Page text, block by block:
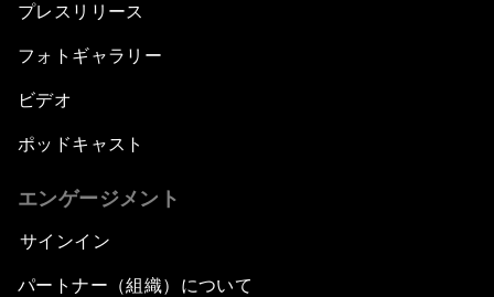
プレスリリース
フォトギャラリー
ビデオ
ポッドキャスト
エンゲージメント
サインイン
パートナー（組織）について